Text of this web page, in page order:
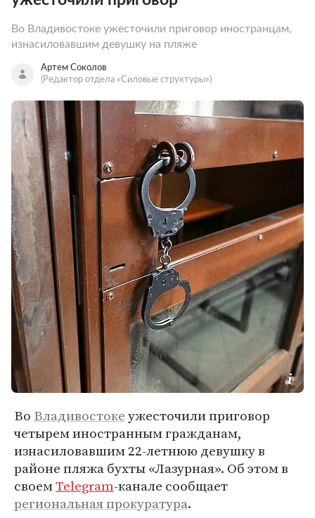
Во Владивостоке ужесточили приговор иностранцам,
изнасиловавшим девушку на пляже
Артем Соколов
(Редактор отдела «Силовые структуры»)
Во Владивостокеужесточили приговор
четырем иностранным гражданам,
изнасиловавшим 22-летнюю девушку в
районе пляжа бухты «Лазурная». Об этом в
своемTelegram-канале сообщает
региональная прокуратура.